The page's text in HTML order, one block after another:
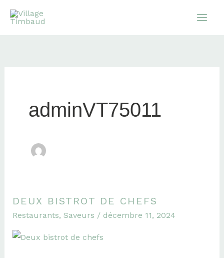
adminVT75011
DEUX BISTROT DE CHEFS
Restaurants, Saveurs / décembre 11, 2024
Deux
bistrot
de